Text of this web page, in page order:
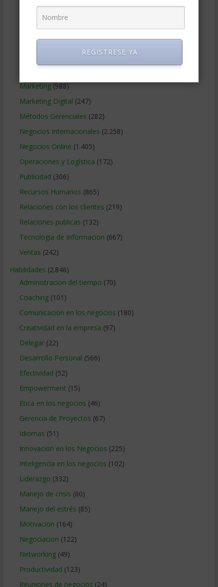
Gerencia social y ambiental(223)
Gobierno Corporativo(11)
Marketing(988)
Marketing Digital (247)
Métodos Gerenciales (282)
Negocios Internacionales (2.258)
Negocios Online (1.405)
Operaciones y Logística (172)
Publicidad (306)
Recursos Humanos (865)
Relaciones con los clientes (219)
Relaciones publicas (132)
Tecnologia de Informacion (667)
Ventas (242)
Habilidades (2.846)
Administracion del tiempo (70)
Coaching(101)
Comunicacion en los negocios (180)
Creatividad en la empresa (97)
Delegar(22)
Desarrollo Personal (566)
Efectividad (52)
Empowerment (15)
Etica en los negocios (46)
Gerencia de Proyectos (67)
Idiomas (51)
Innovacion en los Negocios (225)
Inteligencia en los negocios (102)
Liderazgo (332)
Manejo de crisis (60)
Manejo del estrés (85)
Motivacion (164)
Negociacion (122)
Networking(49)
Productividad (123)
Reuniones de negocios (24)
REGISTRESE YA